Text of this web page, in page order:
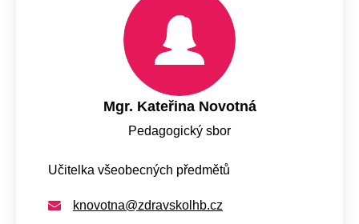
Mgr. Kateřina Novotná
Pedagogický sbor
Učitelka všeobecných předmětů
knovotna@zdravskolhb.cz